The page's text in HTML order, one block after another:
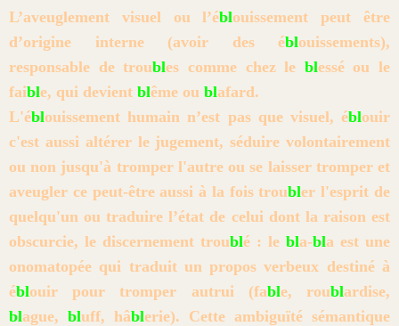
L’aveuglement visuel ou l’éblouissement peut être
d’origine interne (avoir des éblouissements),
responsable de troubles comme chez le blessé ou le
faible, qui devient blême ou blafard.
L'éblouissement humain n’est pas que visuel, éblouir
c'est aussi altérer le jugement, séduire volontairement
ou non jusqu'à tromper l'autre ou se laisser tromper et
aveugler ce peut-être aussi à la fois troubler l'esprit de
quelqu'un ou traduire l’état de celui dont la raison est
obscurcie, le discernement troublé : le bla-bla est une
onomatopée qui traduit un propos verbeux destiné à
éblouir pourtromper autrui (fable, roublardise,
blague, bluff, hâblerie). Cette ambiguïté sémantique